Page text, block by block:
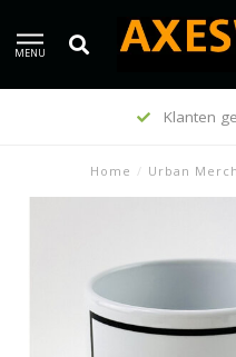
MENU
Klanten
Home / Urban